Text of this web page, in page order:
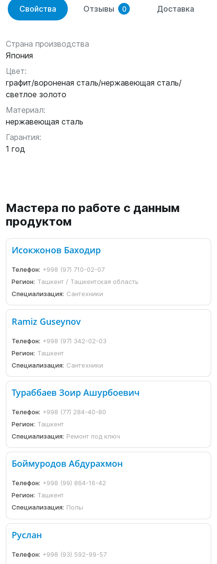
Свойства Отзывы 0 Доставка
Страна производства
Япония
Цвет:
графит/вороненая сталь/нержавеющая сталь/
светлое золото
Материал:
нержавеющая сталь
Гарантия:
1 год
Мастера по работе с данным
продуктом
Исокжонов Баходир
Телефон: +998 (97) 710-02-07
Регион: Ташкент / Ташкентская область
Специализация: Сантехники
Ramiz Guseynov
Телефон: +998 (97) 342-02-03
Регион: Ташкент
Специализация: Сантехники
Тураббаев Зоир Ашурбоевич
Телефон: +998 (77) 284-40-80
Регион: Ташкент
Специализация: Ремонт под ключ
Боймуродов Абдурахмон
Телефон: +998 (99) 864-16-42
Регион: Ташкент
Специализация: Полы
Руслан
Телефон: +998 (93) 592-99-57